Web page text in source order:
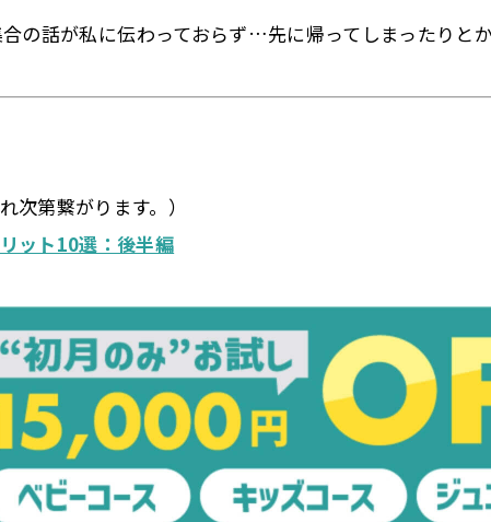
の話が私に伝わっておらず…先に帰ってしまったりと
次第繋がります。）
ット10選：後半編